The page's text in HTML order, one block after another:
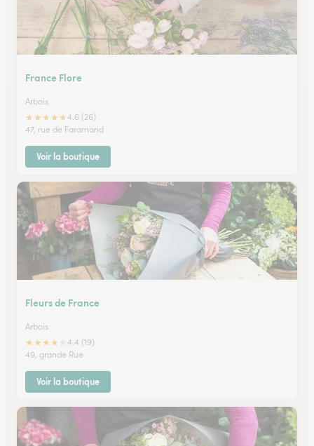
France Flore
Arbois
★★★★★4.6 (26)
47, rue de Faramand
Voir la boutique
Fleurs de France
Arbois
★★★★
4.4 (19)
49, grande Rue
Voir la boutique